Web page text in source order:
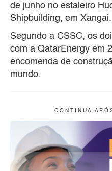
de junho no estaleiro
Shipbuilding, em Xangai.
Segundo a CSSC, os
com a QatarEnergy em
encomenda de
mundo.
C O N T I N U A A P Ó